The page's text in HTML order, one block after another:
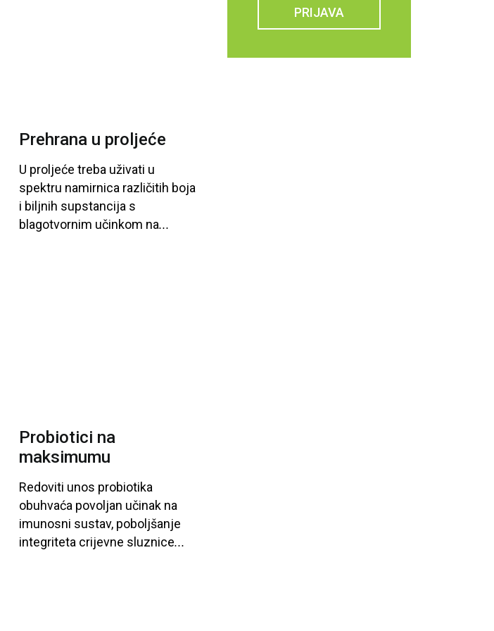
Prehrana u proljeće
U proljeće treba uživati u
spektru namirnica različitih boja
i biljnih supstancija s
blagotvornim učinkom na...
Probiotici na
maksimumu
Redoviti unos probiotika
obuhvaća povoljan učinak na
imunosni sustav, poboljšanje
integriteta crijevne sluznice...
PRIJAVA